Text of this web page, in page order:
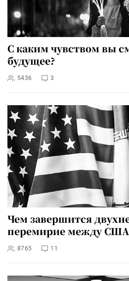
С каким чувством вы
будущее?
5436 3
Чем завершится
перемирие между
8765 11